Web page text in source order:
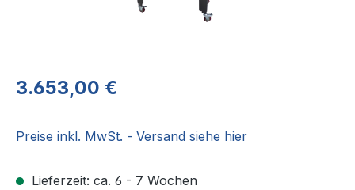
Regulärer Preis:
3.653,00 €
Preise inkl. MwSt. - Versand siehe hier
Lieferzeit: ca. 6 - 7 Wochen